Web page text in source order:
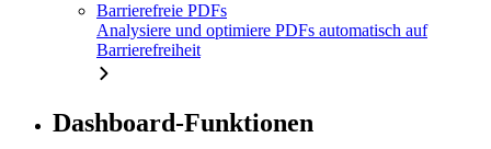
Barrierefreie PDFs
Analysiere und optimiere PDFs automatisch auf
Barrierefreiheit
Dashboard-Funktionen